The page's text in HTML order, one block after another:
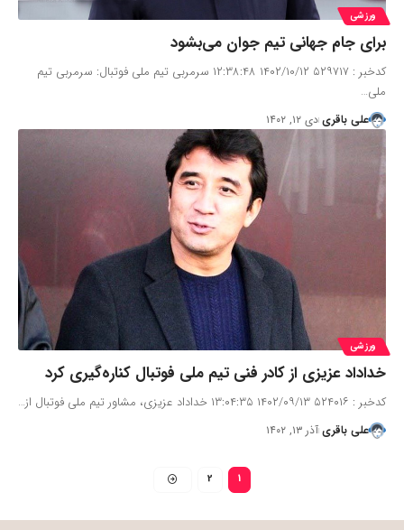
ورزشی
برای جام جهانی تیم جوان می‌بشود
کدخبر : ۵۲۹۷۱۷ ۱۴۰۲/۱۰/۱۲ ۱۲:۳۸:۴۸ سرمربی تیم ملی فوتبال: سرمربی تیم
ملی…
علی باقری دی ۱۲, ۱۴۰۲
ورزشی
خداداد عزیزی از کادر فنی تیم ملی فوتبال کناره‌گیری کرد
کدخبر : ۵۲۴۰۱۶ ۱۴۰۲/۰۹/۱۳ ۱۳:۰۴:۳۵ خداداد عزیزی، مشاور تیم ملی فوتبال از…
علی باقری آذر ۱۳, ۱۴۰۲
1
2